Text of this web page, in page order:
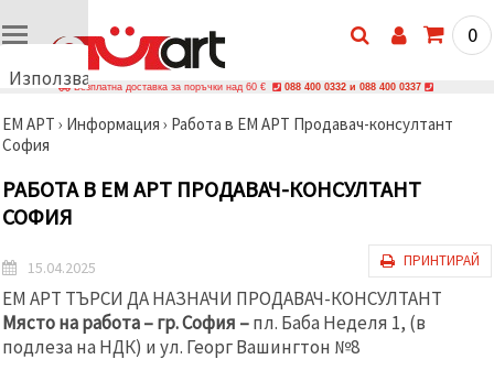
Използваме
🍪
Използваме
и подобни
технологии,
за да
работа на
сайта, да
подобрим
твоето
изживяване
и, с твое
0
Безплатна доставка за поръчки над 60 € 088 400 0332 и 088 400 0337
ЕМ АРТ › Информация › Работа в ЕМ АРТ Продавач-консултант
София
РАБОТА В ЕМ АРТ ПРОДАВАЧ-КОНСУЛТАНТ
СОФИЯ
15.04.2025 ПРИНТИРАЙ
ЕМ АРТ ТЪРСИ ДА НАЗНАЧИ ПРОДАВАЧ-КОНСУЛТАНТ
Място на работа – гр. София –пл. Баба Неделя 1, (в
подлеза на НДК) и ул. Георг Вашингтон №8